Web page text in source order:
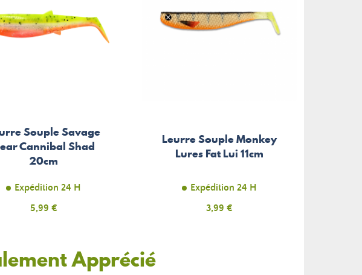
Souple Savage
Cannibal Shad
20cm
Expédition 24 H
Prix
5,99 €
Leurre Souple Monkey
Lures Fat Lui 11cm
Expédition 24 H
Prix
3,99 €
Apprécié